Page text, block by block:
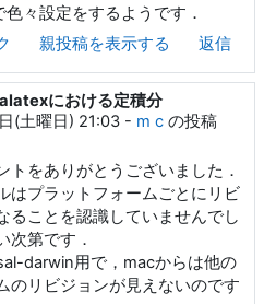
々設定をするようです．
親投稿を表示する 返信
における定積分
(土曜日) 21:03- m cの投稿
トをありがとうございました．
はプラットフォームごとにリビ
ることを認識していませんでし
次第です．
darwin用で，macからは他の
のリビジョンが見えないのです